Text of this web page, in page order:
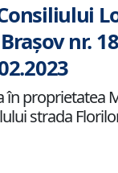
nr.
în proprietatea
strada